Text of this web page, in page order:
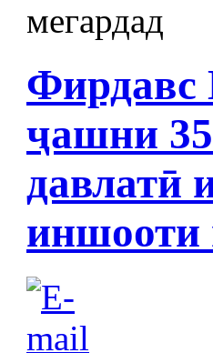
мегардад
ҷашни
давлатӣ
иншооти